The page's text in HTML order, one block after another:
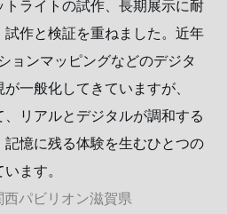
ライトの試作、長期展示に耐
作と検証を重ねました。近年
ョンマッピングなどのデジタ
一般化してきていますが、
、リアルとデジタルが調和する
憶に残る体験を生むひとつの
ます。
⻄パビリオン滋賀県